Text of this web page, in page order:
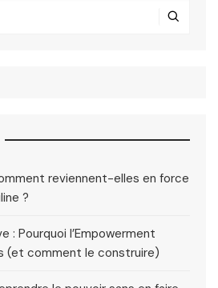
reviennent-elles en force
?
: Pourquoi l’Empowerment
(et comment le construire)